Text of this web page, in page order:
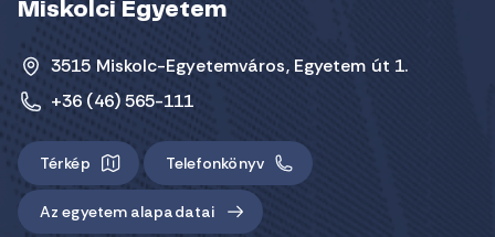
Miskolci Egyetem
3515 Miskolc-Egyetemváros, Egyetem út 1.
+36 (46) 565-111
Térkép Telefonkönyv
Az egyetem alapadatai